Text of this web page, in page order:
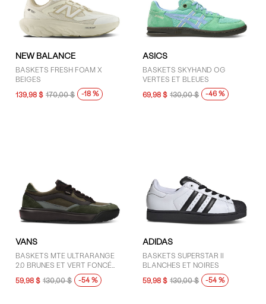
NEW BALANCE
BASKETS FRESH FOAM X
BEIGES
139,98 $ 170,00 $ -18 %
ASICS
BASKETS SKYHAND OG
VERTES ET BLEUES
69,98 $ 130,00 $ -46 %
VANS
BASKETS MTE ULTRARANGE
2.0 BRUNES ET VERT FONCÉ
POUR HOMMES
59,98 $ 130,00 $ -54 %
ADIDAS
BASKETS SUPERSTAR II
BLANCHES ET NOIRES
59,98 $ 130,00 $ -54 %